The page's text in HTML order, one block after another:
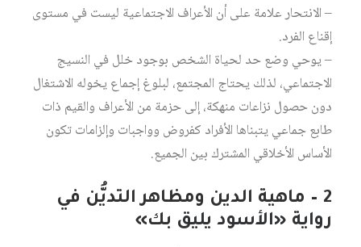
– الانتحار علامة على أن الأعراف الاجتماعية ليست في مستوى
إقناع الفرد.
– يوحي وضع حد لحياة الشخص بوجود خلل في النسيج
الاجتماعي، لذلك يحتاج المجتمع، لبلوغ إجماع يخوله الاشتغال
دون حصول نزاعات منهكة، إلى حزمة من الأعراف والقيم ذات
طابع جماعي يتبناها الأفراد كفروض وواجبات وإلزامات تكون
الأساس الأخلاقي المشترك بين الجميع.
2 – ماهية الدين ومظاهر التديُّن في
رواية «الأسود يليق بك»